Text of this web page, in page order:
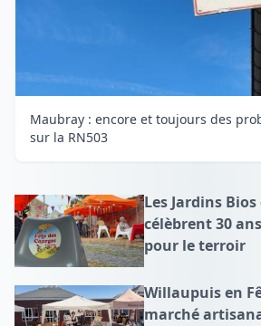
Maubray : encore et toujours des
sur la RN503
Les Jardins
célèbrent 30
pour le terroir
Willaupuis en
marché